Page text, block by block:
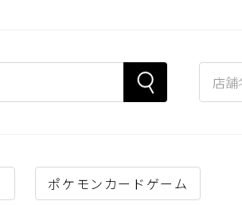
ポケモンカードゲーム